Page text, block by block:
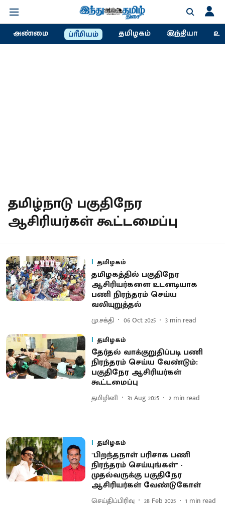
அண்மை ப்ரீமியம் தமிழகம் இந்தியா
தமிழ்நாடு பகுதிநேர
ஆசிரியர்கள் கூட்டமைப்பு
தமிழகம்
தமிழகத்தில் பகுதிநேர
ஆசிரியர்களை உடனடியாக
பணி நிரந்தரம் செய்ய
வலியுறுத்தல்
மு.சக்தி 06 Oct 2025 3 min read
தமிழகம்
தேர்தல் வாக்குறுதிப்படி பணி
நிரந்தரம் செய்ய வேண்டும்:
பகுதிநேர ஆசிரியர்கள்
கூட்டமைப்பு
தமிழினி 31 Aug 2025 2 min read
தமிழகம்
''பிறந்தநாள் பரிசாக பணி
நிரந்தரம் செய்யுங்கள்'' -
முதல்வருக்கு பகுதிநேர
ஆசிரியர்கள் வேண்டுகோள்
செய்திப்பிரிவு 28 Feb 2025 1 min read